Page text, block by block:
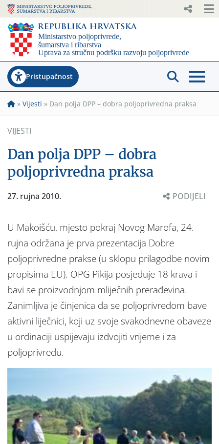
Pristupačnost
» Vijesti » Dan polja DPP – dobra poljoprivredna praksa
VIJESTI
Dan polja DPP – dobra
poljoprivredna praksa
27. rujna 2010. PODIJELI
U Makoišću, mjesto pokraj Novog Marofa, 24.
rujna održana je prva prezentacija Dobre
poljoprivredne prakse (u sklopu prilagodbe novim
propisima EU). OPG Pikija posjeduje 18 krava i
bavi se proizvodnjom mliječnih prerađevina.
Zanimljiva je činjenica da se poljoprivredom bave
aktivni liječnici, koji uz svoje svakodnevne obaveze
u ordinaciji uspijevaju izdvojiti vrijeme i za
poljoprivredu.